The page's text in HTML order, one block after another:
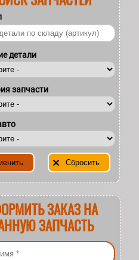
детали
запчасти
ЗАКАЗ НА
ЗАПЧАСТЬ